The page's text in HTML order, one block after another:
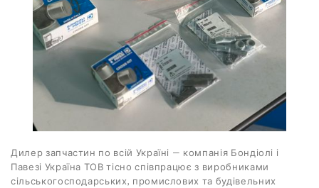
Дилер запчастин по всій Україні — компанія Бондіолі і
Павезі Україна ТОВ тісно співпрацює з виробниками
сільськогосподарських, промислових та будівельних